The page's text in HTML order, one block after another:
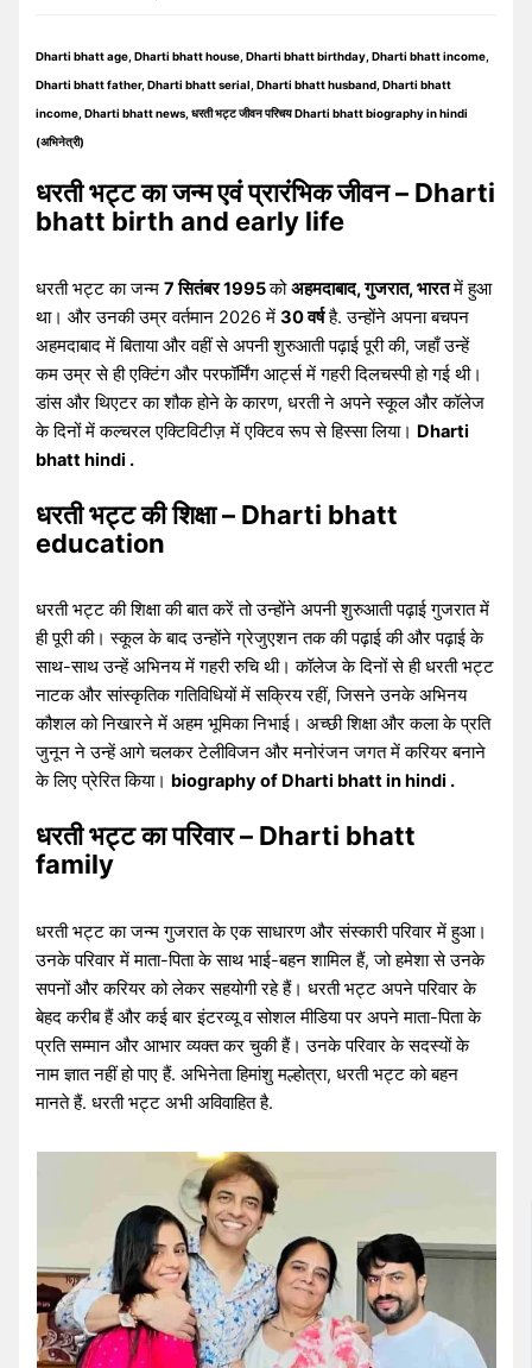
Dharti bhatt age, Dharti bhatt house, Dharti bhatt birthday, Dharti bhatt income,
Dharti bhatt father, Dharti bhatt serial, Dharti bhatt husband, Dharti bhatt
income, Dharti bhatt news, धरती भट्ट जीवन परिचय Dharti bhatt biography in hindi
(अभिनेत्री)
धरती भट्ट का जन्म एवं प्रारंभिक जीवन – Dharti
bhatt birth and early life
धरती भट्ट का जन्म7 सितंबर 1995कोअहमदाबाद, गुजरात, भारतमें हुआ
था। और उनकी उम्र वर्तमान 2026 में30 वर्षहै. उन्होंने अपना बचपन
अहमदाबाद में बिताया और वहीं से अपनी शुरुआती पढ़ाई पूरी की, जहाँ उन्हें
कम उम्र से ही एक्टिंग और परफॉर्मिंग आर्ट्स में गहरी दिलचस्पी हो गई थी।
डांस और थिएटर का शौक होने के कारण, धरती ने अपने स्कूल और कॉलेज
के दिनों में कल्चरल एक्टिविटीज़ में एक्टिव रूप से हिस्सा लिया। Dharti
bhatt hindi .
धरती भट्ट की शिक्षा – Dharti bhatt
education
धरती भट्ट की शिक्षा की बात करें तो उन्होंने अपनी शुरुआती पढ़ाई गुजरात में
ही पूरी की। स्कूल के बाद उन्होंने ग्रेजुएशन तक की पढ़ाई की और पढ़ाई के
साथ-साथ उन्हें अभिनय में गहरी रुचि थी। कॉलेज के दिनों से ही धरती भट्ट
नाटक और सांस्कृतिक गतिविधियों में सक्रिय रहीं, जिसने उनके अभिनय
कौशल को निखारने में अहम भूमिका निभाई। अच्छी शिक्षा और कला के प्रति
जुनून ने उन्हें आगे चलकर टेलीविजन और मनोरंजन जगत में करियर बनाने
के लिए प्रेरित किया। biography of Dharti bhatt in hindi .
धरती भट्ट का परिवार – Dharti bhatt
family
धरती भट्ट का जन्म गुजरात के एक साधारण और संस्कारी परिवार में हुआ।
उनके परिवार में माता-पिता के साथ भाई-बहन शामिल हैं, जो हमेशा से उनके
सपनों और करियर को लेकर सहयोगी रहे हैं। धरती भट्ट अपने परिवार के
बेहद करीब हैं और कई बार इंटरव्यू व सोशल मीडिया पर अपने माता-पिता के
प्रति सम्मान और आभार व्यक्त कर चुकी हैं। उनके परिवार के सदस्यों के
नाम ज्ञात नहीं हो पाए हैं. अभिनेता हिमांशु मल्होत्रा, धरती भट्ट को बहन
मानते हैं. धरती भट्ट अभी अविवाहित है.